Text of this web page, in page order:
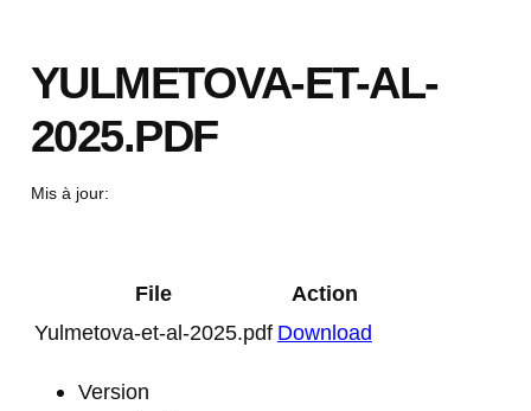
YULMETOVA-ET-AL-
2025.PDF
Mis à jour:
File
Action
Yulmetova-et-al-2025.pdf Download
Version